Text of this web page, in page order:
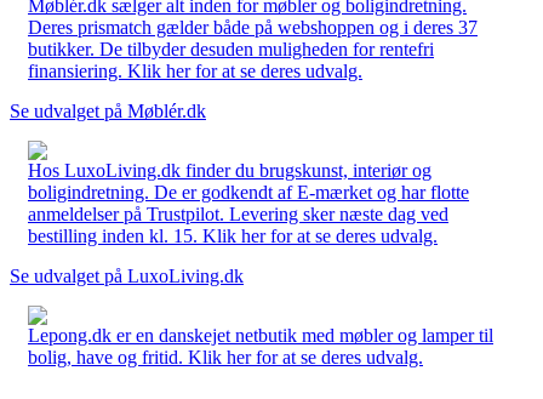
Møblér.dk sælger alt inden for møbler og boligindretning.
Deres prismatch gælder både på webshoppen og i deres 37
butikker. De tilbyder desuden muligheden for rentefri
finansiering. Klik her for at se deres udvalg.
Se udvalget på Møblér.dk
Hos LuxoLiving.dk finder du brugskunst, interiør og
boligindretning. De er godkendt af E-mærket og har flotte
anmeldelser på Trustpilot. Levering sker næste dag ved
bestilling inden kl. 15. Klik her for at se deres udvalg.
Se udvalget på LuxoLiving.dk
Lepong.dk er en danskejet netbutik med møbler og lamper til
bolig, have og fritid. Klik her for at se deres udvalg.